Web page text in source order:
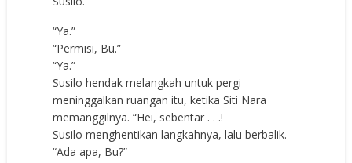
“Ya.”
“Permisi, Bu.”
“Ya.”
Susilo hendak melangkah untuk pergi
meninggalkan ruangan itu, ketika Siti Nara
memanggilnya. “Hei, sebentar . . .!
Susilo menghentikan langkahnya, lalu berbalik.
“Ada apa, Bu?”